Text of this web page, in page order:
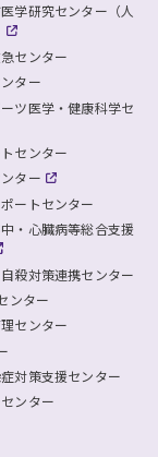
学研究センター（人
センター
ター
ツ医学・健康科学セ
センター
ター
ートセンター
・心臓病等総合支援
殺対策連携センター
ンター
センター
対策支援センター
ンター